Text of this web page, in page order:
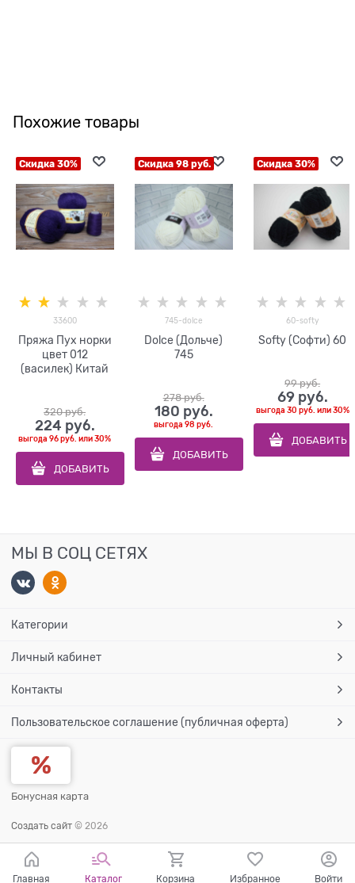
Похожие товары
Скидка 30%
33600
Пряжа Пух норки
цвет 012
(василек) Китай
320 руб.
224 руб.
выгода96 руб. или30%
ДОБАВИТЬ
Скидка 98 руб.
745-dolce
Dolce (Дольче)
745
278 руб.
180 руб.
выгода98 руб.
ДОБАВИТЬ
Скидка 30%
60-softy
Softy (Софти) 60
99 руб.
69 руб.
выгода 30 руб. или30%
ДОБАВИТЬ
МЫ В СОЦ СЕТЯХ
Категории
Личный кабинет
Контакты
Пользовательское соглашение (публичная оферта)
Бонусная карта
Создать сайт © 2026
Главная Каталог Корзина Избранное Войти